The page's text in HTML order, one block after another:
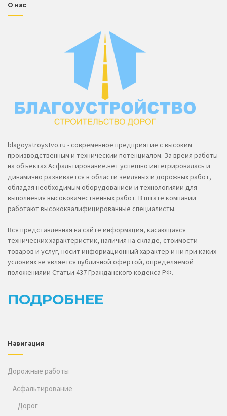
О нас
blagoystroystvo.ru - современное предприятие с высоким
производственным и техническим потенциалом. За время работы
на объектах Асфальтирование.нет успешно интегрировалась и
динамично развивается в области земляных и дорожных работ,
обладая необходимым оборудованием и технологиями для
выполнения высококачественных работ. В штате компании
работают высококвалифицированные специалисты.
Вся представленная на сайте информация, касающаяся
технических характеристик, наличия на складе, стоимости
товаров и услуг, носит информационный характер и ни при каких
условиях не является публичной офертой, определяемой
положениями Статьи 437 Гражданского кодекса РФ.
ПОДРОБНЕЕ
Навигация
Дорожные работы
Асфальтирование
Дорог